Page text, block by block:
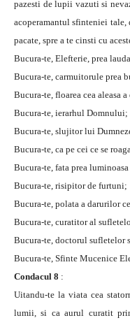
pazesti de lupii vazuti si
acoperamantul sfinteniei
pacate, spre a te cinsti cu
Bucura-te, Elefterie, prea
Bucura-te, carmuitorule prea
Bucura-te, floarea cea aleasa
Bucura-te, ierarhul Domnului;
Bucura-te, slujitor lui
Bucura-te, ca pe cei ce se
Bucura-te, fata prea
Bucura-te, risipitor de furtuni;
Bucura-te, polata a darurilor
Bucura-te, curatitor al
Bucura-te, doctorul sufletelor
Bucura-te, Sfinte Mucenice
Condacul 8 :
Uitandu-te la viata cea
lumii, si ca aurul curatit